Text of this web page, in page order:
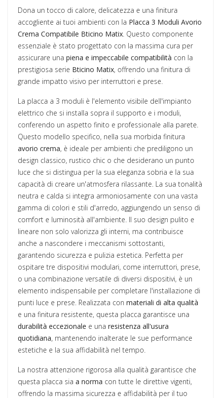
Dona un tocco di calore, delicatezza e una finitura
accogliente ai tuoi ambienti con la Placca 3 Moduli Avorio
Crema Compatibile Bticino Matix. Questo componente
essenziale è stato progettato con la massima cura per
assicurare una piena e impeccabile compatibilità con la
prestigiosa serie Bticino Matix, offrendo una finitura di
grande impatto visivo per interruttori e prese.
La placca a 3 moduli è l'elemento visibile dell'impianto
elettrico che si installa sopra il supporto e i moduli,
conferendo un aspetto finito e professionale alla parete.
Questo modello specifico, nella sua morbida finitura
avorio crema, è ideale per ambienti che prediligono un
design classico, rustico chic o che desiderano un punto
luce che si distingua per la sua eleganza sobria e la sua
capacità di creare un'atmosfera rilassante. La sua tonalità
neutra e calda si integra armoniosamente con una vasta
gamma di colori e stili d'arredo, aggiungendo un senso di
comfort e luminosità all'ambiente. Il suo design pulito e
lineare non solo valorizza gli interni, ma contribuisce
anche a nascondere i meccanismi sottostanti,
garantendo sicurezza e pulizia estetica. Perfetta per
ospitare tre dispositivi modulari, come interruttori, prese,
o una combinazione versatile di diversi dispositivi, è un
elemento indispensabile per completare l'installazione di
punti luce e prese. Realizzata con materiali di alta qualità
e una finitura resistente, questa placca garantisce una
durabilità eccezionale e una resistenza all'usura
quotidiana, mantenendo inalterate le sue performance
estetiche e la sua affidabilità nel tempo.
La nostra attenzione rigorosa alla qualità garantisce che
questa placca sia a norma con tutte le direttive vigenti,
offrendo la massima sicurezza e affidabilità per il tuo